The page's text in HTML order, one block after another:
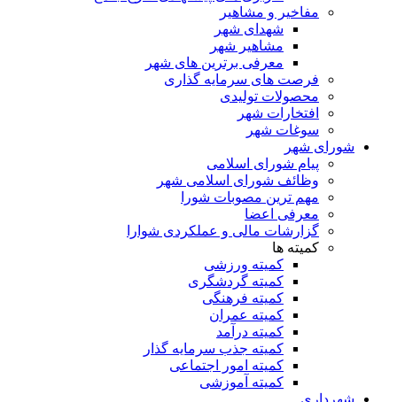
مفاخیر و مشاهیر
شهدای شهر
مشاهیر شهر
معرفی برترین های شهر
فرصت های سرمایه گذاری
محصولات تولیدی
افتخارات شهر
سوغات شهر
شورای شهر
پیام شورای اسلامی
وظائف شورای اسلامی شهر
مهم ترین مصوبات شورا
معرفی اعضا
گزارشات مالی و عملکردی شوارا
کمیته ها
کمیته ورزشی
کمیته گردشگری
کمیته فرهنگی
کمیته عمران
کمیته درآمد
کمیته جذب سرمایه گذار
کمیته امور اجتماعی
کمیته آموزشی